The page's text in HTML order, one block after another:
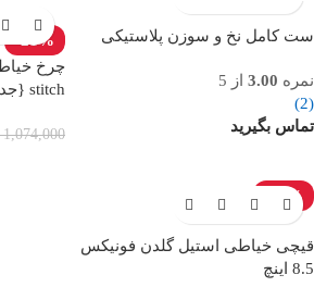
ست کامل نخ و سوزن پلاستیکی
نمره 3.00 از 5
(2)
تماس بگیرید
-21%
stitch {جدید}
1,074,000
-10%
قیچی خیاطی استیل گلدن فونیکس
8.5 اینچ